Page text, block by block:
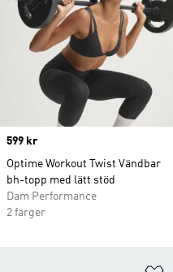
Price
599 kr
Optime Workout Twist Vändbar
bh-topp med lätt stöd
Dam Performance
2 färger